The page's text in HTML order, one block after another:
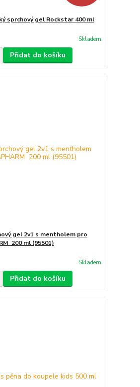
sprchový gel Rockstar 400 ml
Skladem
Přidat do košíku
gel 2v1 s mentholem pro
200 ml (95501)
Skladem
Přidat do košíku